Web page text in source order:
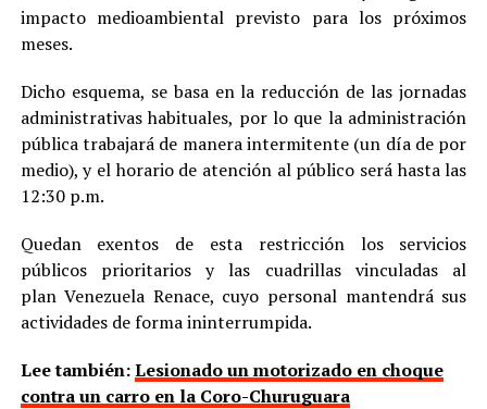
impacto medioambiental previsto para los próximos
meses.
Dicho esquema, se basa en la reducción de las jornadas
administrativas habituales, por lo que la administración
pública trabajará de manera intermitente (un día de por
medio), y el horario de atención al público será hasta las
12:30 p.m.
Quedan exentos de esta restricción los servicios
públicos prioritarios y las cuadrillas vinculadas al
plan Venezuela Renace, cuyo personal mantendrá sus
actividades de forma ininterrumpida.
Lee también:Lesionado un motorizado en choque
contra un carro en la Coro-Churuguara